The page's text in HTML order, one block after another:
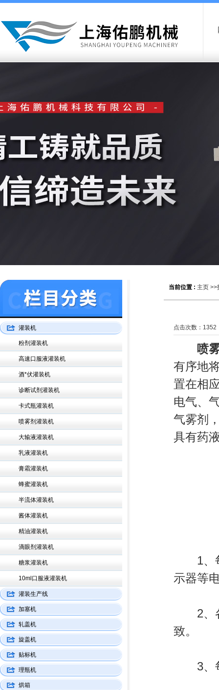
当前位置 : 主页 >>
点击次数： 1352
喷
有序地
置在相
电气、
气雾剂
具有药
1、每
示器等
2、各
致。
3、每
灌装机
粉剂灌装机
高速口服液灌装机
酒*伏灌装机
诊断试剂灌装机
卡式瓶灌装机
喷雾剂灌装机
大输液灌装机
乳液灌装机
膏霜灌装机
蜂蜜灌装机
半流体灌装机
酱体灌装机
精油灌装机
滴眼剂灌装机
糖浆灌装机
10ml口服液灌装机
灌装生产线
加塞机
轧盖机
旋盖机
贴标机
理瓶机
烘箱